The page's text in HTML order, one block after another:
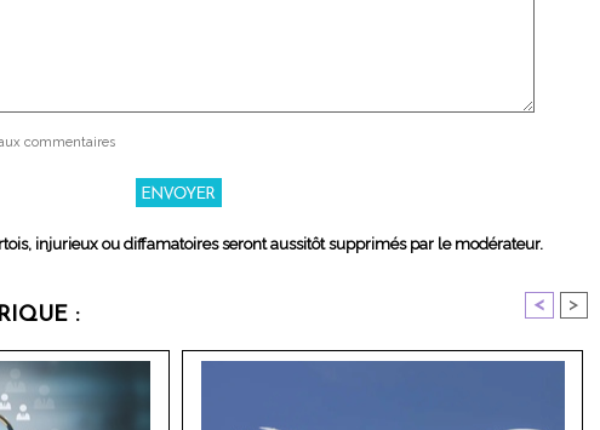
commentaires
injurieux ou diffamatoires seront aussitôt supprimés par le modérateur.
: < >